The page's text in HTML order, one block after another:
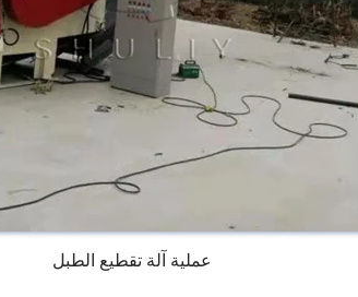
عملية آلة تقطيع الطبل